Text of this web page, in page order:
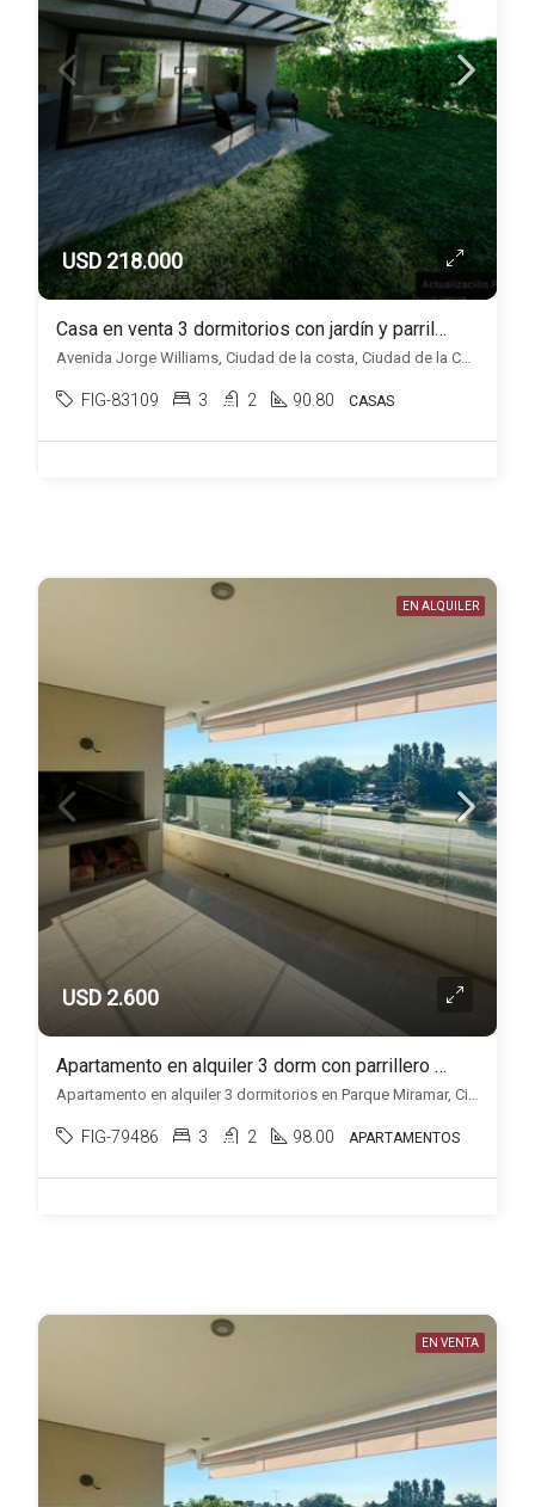
USD 218.000
Casa en venta 3 dormitorios con jardín y parrillero, en Ciudad de la Costa.
Avenida Jorge Williams, Ciudad de la costa, Ciudad de la Costa
FIG-83109 3 2 90.80 CASAS
EN ALQUILER
USD 2.600
Apartamento en alquiler 3 dorm con parrillero y 2 cocheras en Parque Miramar
Apartamento en alquiler 3 dormitorios en Parque Miramar, Ciudad de la costa, Ciudad de la Costa
FIG-79486 3 2 98.00 APARTAMENTOS
EN VENTA